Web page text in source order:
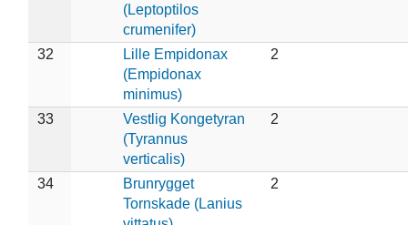
(Leptoptilos
crumenifer)
32
Lille Empidonax
(Empidonax
minimus)
2
33
Vestlig Kongetyran
(Tyrannus
verticalis)
2
34
Brunrygget
Tornskade (Lanius
2